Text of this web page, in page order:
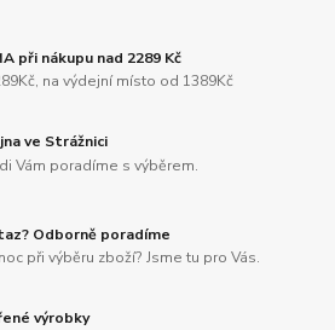
při nákupu nad 2289 Kč
na výdejní místo od 1389Kč
ve Strážnici
Vám poradíme s výběrem.
Odborně poradíme
při výběru zboží? Jsme tu pro Vás.
výrobky